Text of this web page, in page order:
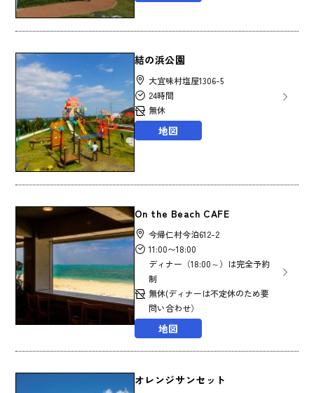
結の浜公園
大宜味村塩屋1306-5
24時間
無休
地図
On the Beach CAFE
今帰仁村今泊612-2
11:00〜18:00
ディナー（18:00～）は完全予約
制
無休(ディナーは不定休のため要
問い合わせ）
地図
オレンジサンセット